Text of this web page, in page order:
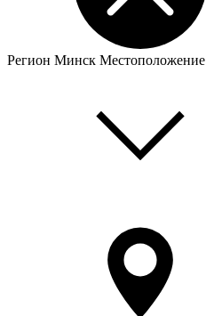
Регион Минск Местоположение